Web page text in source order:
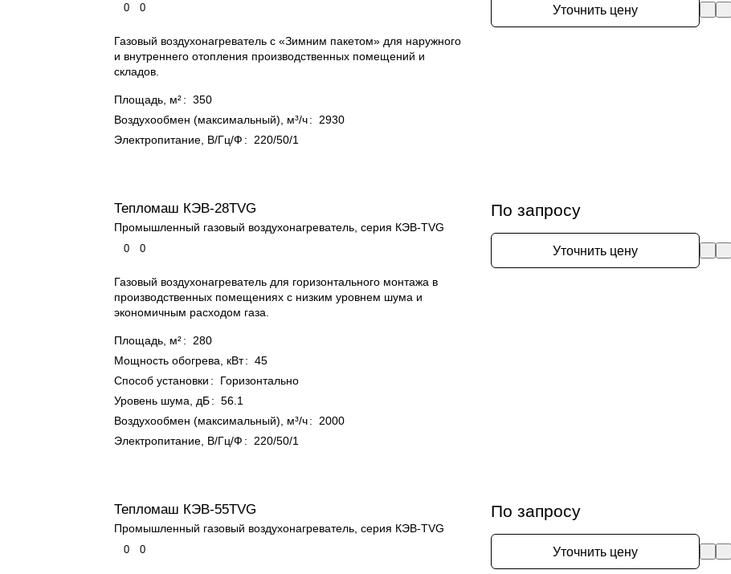
0 0
Газовый воздухонагреватель с «Зимним пакетом» для наружного
и внутреннего отопления производственных помещений и
складов.
Площадь, м²: 350
Воздухообмен (максимальный), м³/ч:
2930
Электропитание, В/Гц/Ф : 220/50/1
Уточнить цену
Тепломаш КЭВ-28TVG
Промышленный газовый воздухонагреватель, серия КЭВ-TVG
0 0
Газовый воздухонагреватель для горизонтального монтажа в
производственных помещениях с низким уровнем шума и
экономичным расходом газа.
Площадь, м²:
280
Мощность обогрева, кВт: 45
Способ установки :
Горизонтально
Уровень шума, дБ: 56.1
Воздухообмен (максимальный), м³/ч:
2000
Электропитание, В/Гц/Ф : 220/50/1
По запросу
Уточнить цену
Тепломаш КЭВ-55TVG
Промышленный газовый воздухонагреватель, серия КЭВ-TVG
0 0
По запросу
Уточнить цену